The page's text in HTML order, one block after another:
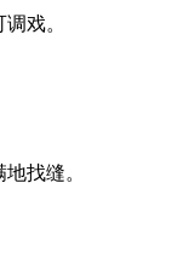
戏。
找缝。